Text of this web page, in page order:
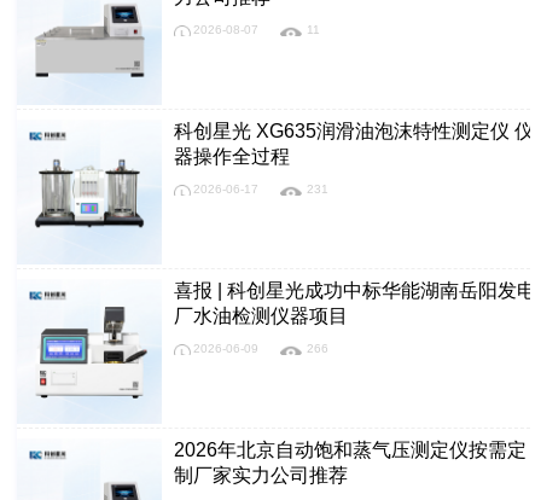
2026-08-07 11
科创星光 XG635润滑油泡沫特性测定仪 仪
器操作全过程
2026-06-17 231
喜报 | 科创星光成功中标华能湖南岳阳发电
厂水油检测仪器项目
2026-06-09 266
2026年北京自动饱和蒸气压测定仪按需定
制厂家实力公司推荐